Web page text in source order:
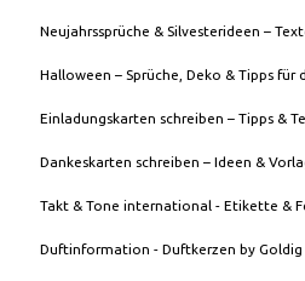
Neujahrssprüche & Silvesterideen –
Halloween – Sprüche, Deko & Tipps für
Einladungskarten schreiben – Tipps &
Dankeskarten schreiben – Ideen &
Takt & Tone international - Etikette &
Duftinformation - Duftkerzen by Goldig